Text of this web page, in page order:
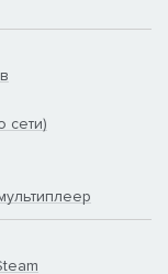
МИРОВОЙ С
знакомые и
так и целый
мировой. Именно
коварные
сети)